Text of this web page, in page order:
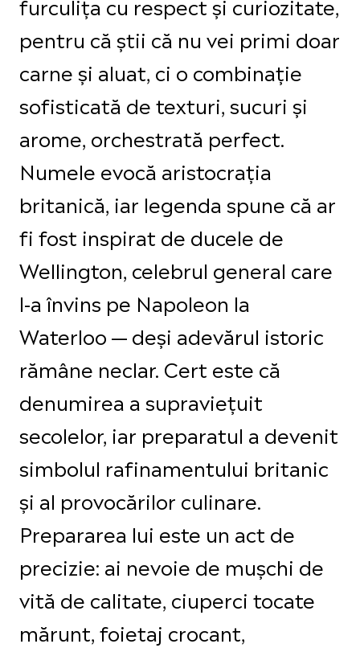
pentru că știi că nu vei primi doar
carne și aluat, ci o combinație
sofisticată de texturi, sucuri și
arome, orchestrată perfect.
Numele evocă aristocrația
britanică, iar legenda spune că ar
fi fost inspirat de ducele de
Wellington, celebrul general care
l-a învins pe Napoleon la
Waterloo — deși adevărul istoric
rămâne neclar. Cert este că
denumirea a supraviețuit
secolelor, iar preparatul a devenit
simbolul rafinamentului britanic
și al provocărilor culinare.
Prepararea lui este un act de
precizie: ai nevoie de mușchi de
vită de calitate, ciuperci tocate
mărunt, foietaj crocant,